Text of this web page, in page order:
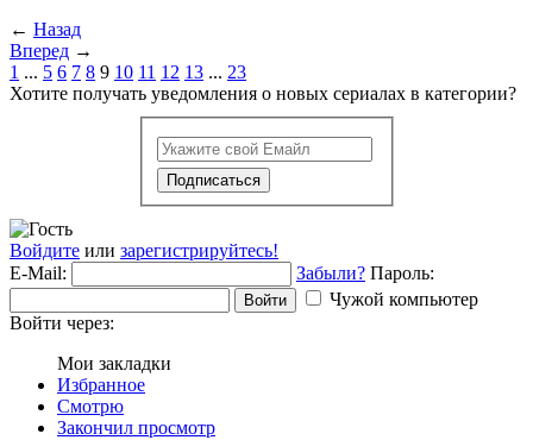
← Назад
Вперед →
1 ... 5 6 7 8 9 10 11 12 13 ... 23
Хотите получать уведомления о новых сериалах в категории?
Подписаться
Войдите или зарегистрируйтесь!
E-Mail:
Забыли? Пароль:
Войти
Чужой компьютер
Войти через:
Мои закладки
Избранное
Смотрю
Закончил просмотр